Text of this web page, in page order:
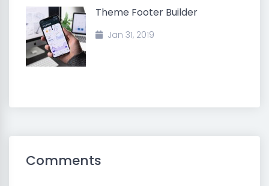
Theme Footer Builder
Jan 31, 2019
Comments